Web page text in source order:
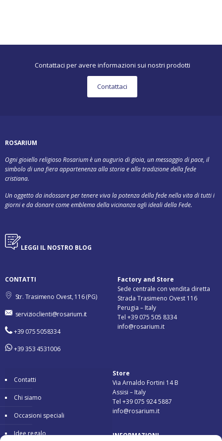
Contattaci per avere informazioni sui nostri prodotti
Contattaci
ROSARIUM
Ogni gioiello religioso Rosarium è un augurio di gioia, un messaggio di pace, il
simbolo di una fiera appartenenza alla storia e alla tradizione della fede
cristiana.
Un oggetto da indossare per tenere viva la potenza della fede nella vita di tutti i
giorni e da donare come emblema della vicinanza agli ideali della Fede.
LEGGI IL NOSTRO BLOG
CONTATTI
Str. Trasimeno Ovest, 116 (PG)
servizioclienti@rosarium.it
+39 075 5058334
+39 353 4531006
Factory and Store
Sede centrale con vendita diretta
Strada Trasimeno Ovest 116
Perugia – Italy
Tel +39 075 505 8334
info@rosarium.it
Contatti
Chi siamo
Occasioni speciali
Idee regalo
Store
Via Arnaldo Fortini 14 B
Assisi – Italy
Tel +39 075 924 5887
info@rosarium.it
INFORMAZIONI